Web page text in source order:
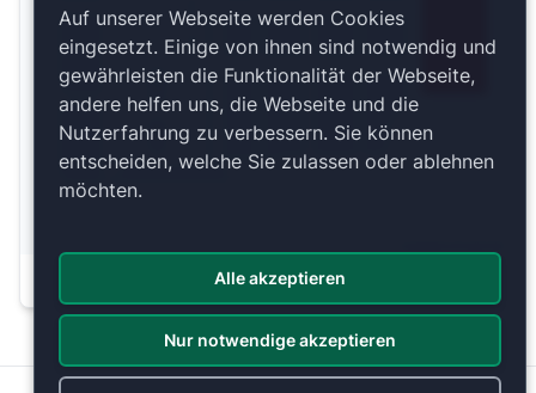
E
F
Plan anzeigen
Auf unserer Webseite werden Cookies
eingesetzt. Einige von ihnen sind notwendig und
gewährleisten die Funktionalität der Webseite,
andere helfen uns, die Webseite und die
Nutzerfahrung zu verbessern. Sie können
entscheiden, welche Sie zulassen oder ablehnen
möchten.
Alle akzeptieren
Nur notwendige akzeptieren